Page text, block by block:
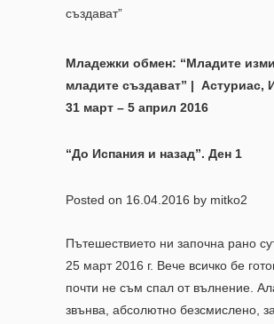
създават”
Младежки обмен: “Младите
младите създават” | Астуриас,
31 март – 5 април 2016
“До Испания и назад”. Ден 1
Posted on 16.04.2016 by mitko2
Пътешествието ни започна рано
25 март 2016 г. Вече всичко бе
почти не съм спал от вълнение.
звънва, абсолютно безсмислено,